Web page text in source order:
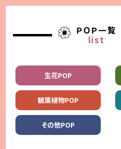
ＰＯＰ一覧
list
生花POP
観葉植物POP
その他POP